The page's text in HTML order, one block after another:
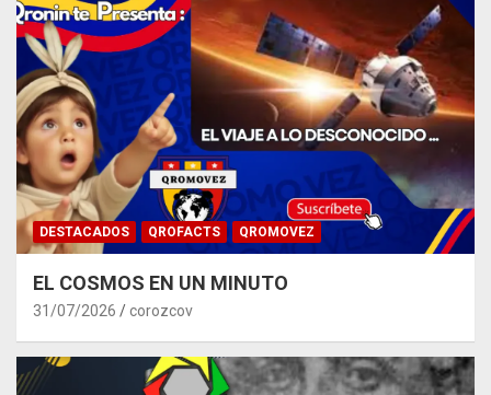
DESTACADOS QROFACTS QROMOVEZ
EL COSMOS EN UN MINUTO
31/07/2026 corozcov